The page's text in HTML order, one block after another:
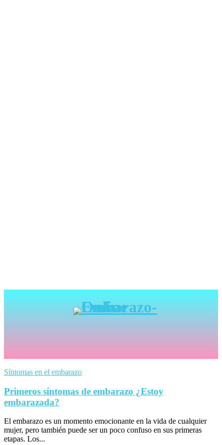
Síntomas en el embarazo
Primeros síntomas de embarazo ¿Estoy
embarazada?
El embarazo es un momento emocionante en la vida de cualquier
mujer, pero también puede ser un poco confuso en sus primeras
etapas. Los...